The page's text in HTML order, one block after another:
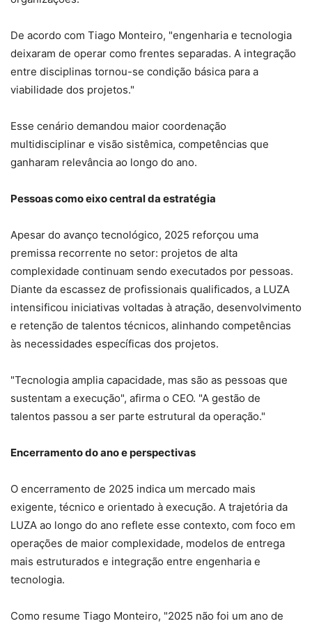
De acordo com Tiago Monteiro, "engenharia e tecnologia
deixaram de operar como frentes separadas. A integração
entre disciplinas tornou-se condição básica para a
viabilidade dos projetos."
Esse cenário demandou maior coordenação
multidisciplinar e visão sistêmica, competências que
ganharam relevância ao longo do ano.
Pessoas como eixo central da estratégia
Apesar do avanço tecnológico, 2025 reforçou uma
premissa recorrente no setor: projetos de alta
complexidade continuam sendo executados por pessoas.
Diante da escassez de profissionais qualificados, a LUZA
intensificou iniciativas voltadas à atração, desenvolvimento
e retenção de talentos técnicos, alinhando competências
às necessidades específicas dos projetos.
"Tecnologia amplia capacidade, mas são as pessoas que
sustentam a execução", afirma o CEO. "A gestão de
talentos passou a ser parte estrutural da operação."
Encerramento do ano e perspectivas
O encerramento de 2025 indica um mercado mais
exigente, técnico e orientado à execução. A trajetória da
LUZA ao longo do ano reflete esse contexto, com foco em
operações de maior complexidade, modelos de entrega
mais estruturados e integração entre engenharia e
tecnologia.
Como resume Tiago Monteiro, "2025 não foi um ano de